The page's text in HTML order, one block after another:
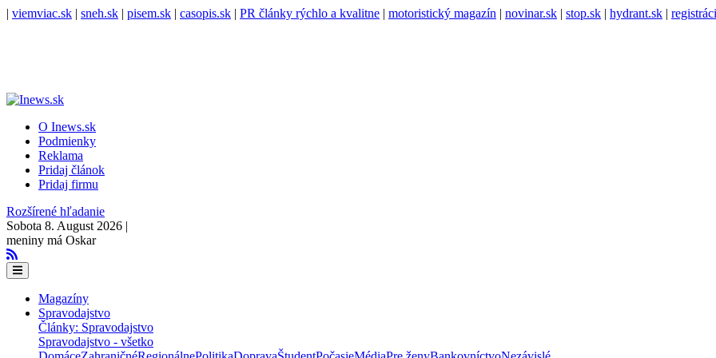
| viemviac.sk | sneh.sk | pisem.sk | casopis.sk | PR články rýchlo a kvalitne | motoristický magazín | novinar.sk | stop.sk | hydrant.sk |
O Inews.sk
Podmienky
Reklama
Pridaj článok
Pridaj firmu
Rozšírené hľadanie
Sobota 8. August 2026 |
meniny má Oskar
Magazíny
Spravodajstvo
Články: Spravodajstvo
Spravodajstvo - všetko